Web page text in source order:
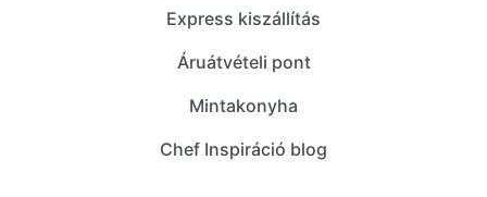
Express kiszállítás
Áruátvételi pont
Mintakonyha
Chef Inspiráció blog